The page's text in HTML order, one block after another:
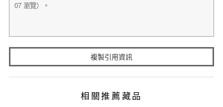
複製引用資訊
相關推薦藏品